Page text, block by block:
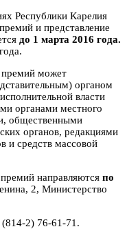
Республики Карелия
и представление
до 1 марта 2016 года.
премий может
органом
власти
органами местного
общественными
органов, редакциями
и средств массовой
направляются по
2, Министерство
(814-2) 76-61-71.